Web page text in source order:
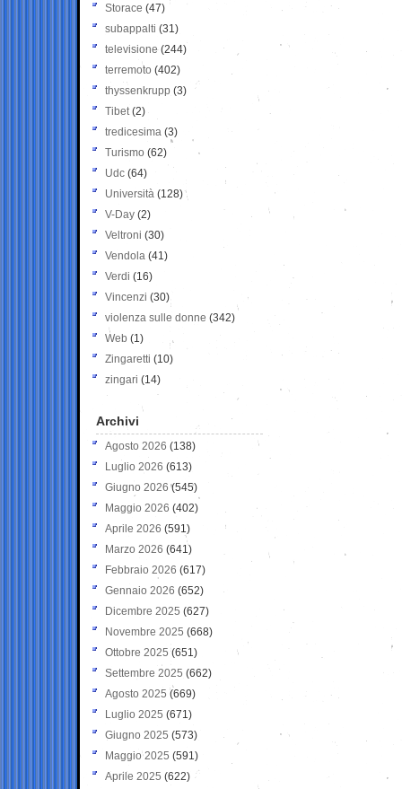
Storace (47)
subappalti (31)
televisione(244)
terremoto (402)
thyssenkrupp (3)
Tibet(2)
tredicesima (3)
Turismo (62)
Udc (64)
Università (128)
V-Day (2)
Veltroni (30)
Vendola (41)
Verdi (16)
Vincenzi (30)
violenza sulle donne (342)
Web (1)
Zingaretti (10)
zingari (14)
Archivi
Agosto 2026 (138)
Luglio 2026 (613)
Giugno 2026 (545)
Maggio 2026 (402)
Aprile 2026 (591)
Marzo 2026 (641)
Febbraio 2026 (617)
Gennaio 2026 (652)
Dicembre 2025 (627)
Novembre 2025 (668)
Ottobre 2025 (651)
Settembre 2025 (662)
Agosto 2025 (669)
Luglio 2025 (671)
Giugno 2025 (573)
Maggio 2025 (591)
Aprile 2025 (622)